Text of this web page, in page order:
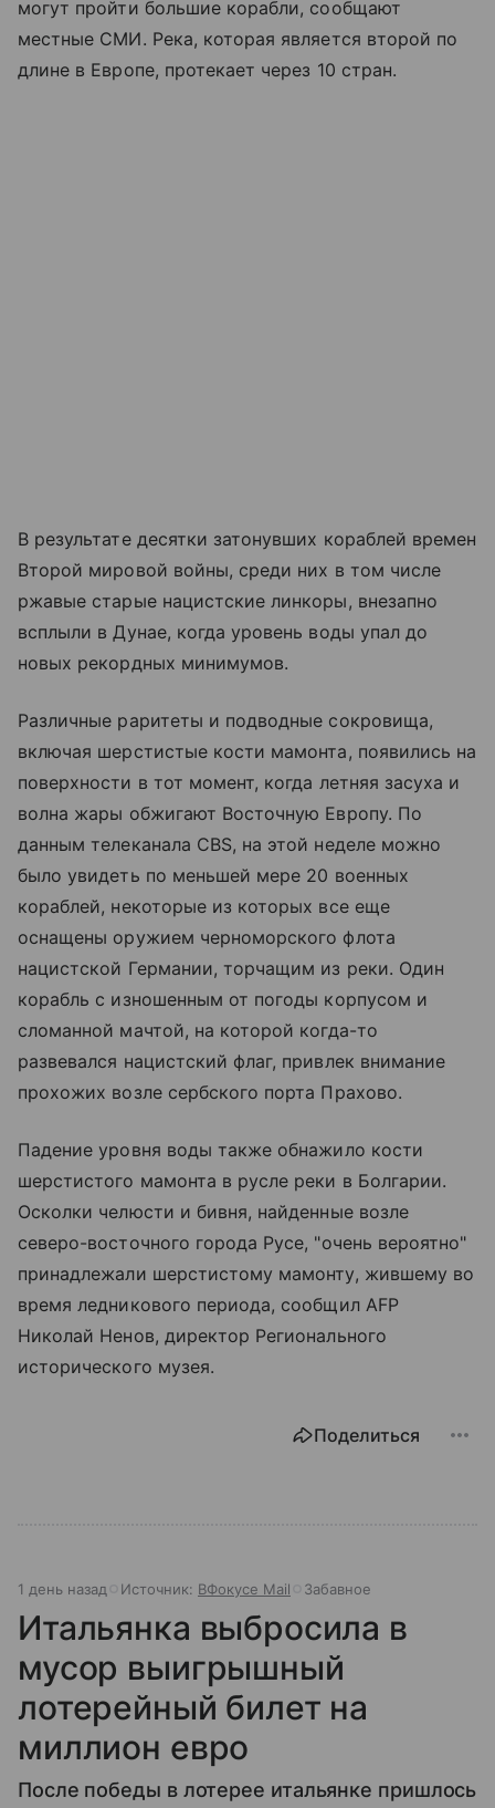
могут пройти большие корабли, сообщают
местные СМИ. Река, которая является второй по
длине в Европе, протекает через 10 стран.
В результате десятки затонувших кораблей времен
Второй мировой войны, среди них в том числе
ржавые старые нацистские линкоры, внезапно
всплыли в Дунае, когда уровень воды упал до
новых рекордных минимумов.
Различные раритеты и подводные сокровища,
включая шерстистые кости мамонта, появились на
поверхности в тот момент, когда летняя засуха и
волна жары обжигают Восточную Европу. По
данным телеканала CBS, на этой неделе можно
было увидеть по меньшей мере 20 военных
кораблей, некоторые из которых все еще
оснащены оружием черноморского флота
нацистской Германии, торчащим из реки. Один
корабль с изношенным от погоды корпусом и
сломанной мачтой, на которой когда-то
развевался нацистский флаг, привлек внимание
прохожих возле сербского порта Прахово.
Падение уровня воды также обнажило кости
шерстистого мамонта в русле реки в Болгарии.
Осколки челюсти и бивня, найденные возле
северо-восточного города Русе, "очень вероятно"
принадлежали шерстистому мамонту, жившему во
время ледникового периода, сообщил AFP
Николай Ненов, директор Регионального
исторического музея.
Поделиться
1 день назад Источник: ВФокусе Mail Забавное
Итальянка выбросила в
мусор выигрышный
лотерейный билет на
миллион евро
После победы в лотерее итальянке пришлось